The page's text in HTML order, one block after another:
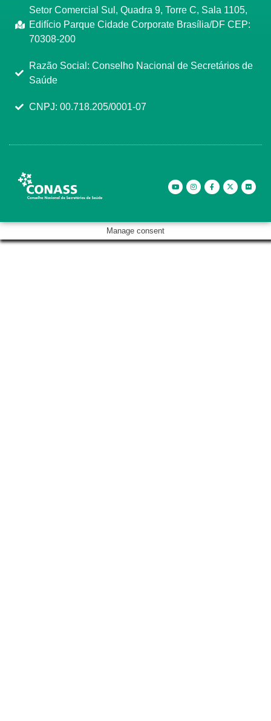
Setor Comercial Sul, Quadra 9, Torre C, Sala 1105,
Edifício Parque Cidade Corporate Brasília/DF CEP:
70308-200
Razão Social: Conselho Nacional de Secretários de
Saúde
CNPJ: 00.718.205/0001-07
Manage consent